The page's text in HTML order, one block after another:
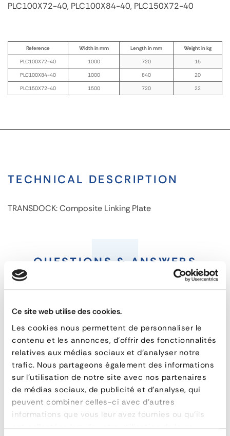
Ce site web utilise des cookies.
Les cookies nous permettent de personnaliser le
contenu et les annonces, d'offrir des fonctionnalités
relatives aux médias sociaux et d'analyser notre
trafic. Nous partageons également des informations
sur l'utilisation de notre site avec nos partenaires
de médias sociaux, de publicité et d'analyse, qui
peuvent combiner celles-ci avec d'autres
informations que vous leur avez fournies ou qu'ils
PLC100X72-40, PLC100X84-40, PLC150X72-40
Reference Width in mm Length in mm
Weight in kg
PLC100X72-40
1000 720
15
PLC100X84-40
1000 840
20
PLC150X72-40
1500 720 22
TECHNICAL DESCRIPTION
TRANSDOCK: Composite Linking Plate
Composite
Linking
FEATURES
reference PLC150x72-40
capacité4 T
width720 mm
materialFibre de verre +/- 26%
poids 25 kg
QUESTIONS & ANSWERS
What is a refuge area?
How do I secure a quay?
I don't have a U-iron on my platform nose.
How do I install the dock?